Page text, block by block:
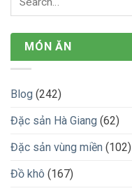
MÓN ĂN
Blog (242)
Đặc sản Hà Giang (62)
Đặc sản vùng miền (102)
Đồ khô (167)